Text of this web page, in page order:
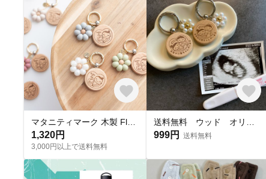
1,320円
3,000円以上で送料無料
999円 送料無料